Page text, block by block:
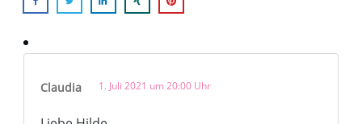
Claudia 1. Juli 2021 um 20:00 Uhr